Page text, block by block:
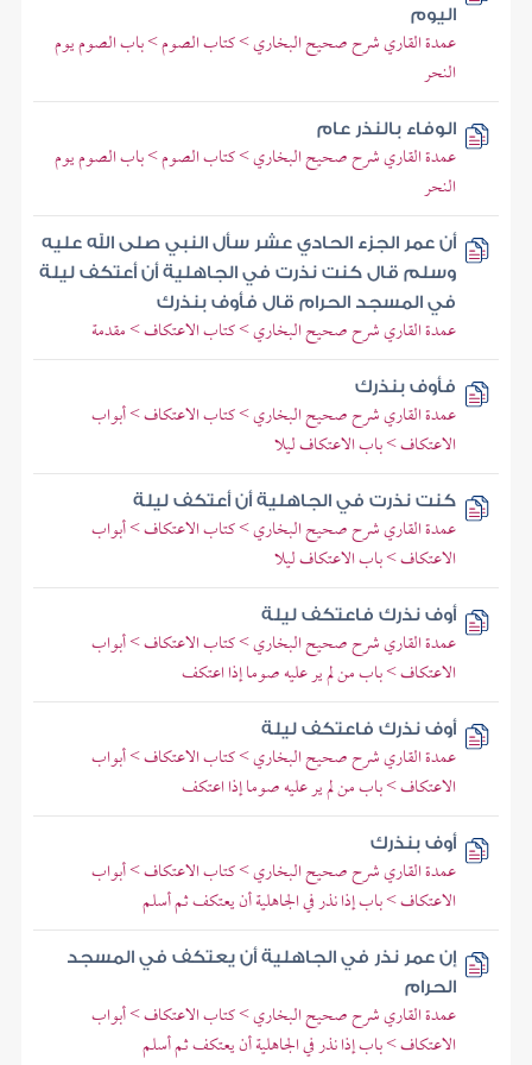
اليوم
عمدة القاري شرح صحيح البخاري > كتاب الصوم > باب الصوم يوم
النحر
الوفاء بالنذر عام
عمدة القاري شرح صحيح البخاري > كتاب الصوم > باب الصوم يوم
النحر
أن عمر الجزء الحادي عشر سأل النبي صلى الله عليه
وسلم قال كنت نذرت في الجاهلية أن أعتكف ليلة
في المسجد الحرام قال فأوف بنذرك
عمدة القاري شرح صحيح البخاري > كتاب الاعتكاف > مقدمة
فأوف بنذرك
عمدة القاري شرح صحيح البخاري > كتاب الاعتكاف > أبواب
الاعتكاف > باب الاعتكاف ليلا
كنت نذرت في الجاهلية أن أعتكف ليلة
عمدة القاري شرح صحيح البخاري > كتاب الاعتكاف > أبواب
الاعتكاف > باب الاعتكاف ليلا
أوف نذرك فاعتكف ليلة
عمدة القاري شرح صحيح البخاري > كتاب الاعتكاف > أبواب
الاعتكاف > باب من لم ير عليه صوما إذا اعتكف
أوف نذرك فاعتكف ليلة
عمدة القاري شرح صحيح البخاري > كتاب الاعتكاف > أبواب
الاعتكاف > باب من لم ير عليه صوما إذا اعتكف
أوف بنذرك
عمدة القاري شرح صحيح البخاري > كتاب الاعتكاف > أبواب
الاعتكاف > باب إذا نذر في الجاهلية أن يعتكف ثم أسلم
إن عمر نذر في الجاهلية أن يعتكف في المسجد
الحرام
عمدة القاري شرح صحيح البخاري > كتاب الاعتكاف > أبواب
الاعتكاف > باب إذا نذر في الجاهلية أن يعتكف ثم أسلم